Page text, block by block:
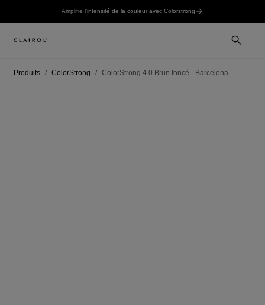
Amplifie l’intensité de la couleur avec Colorstrong
Produits ColorStrong ColorStrong 4.0 Brun foncé - Barcelona